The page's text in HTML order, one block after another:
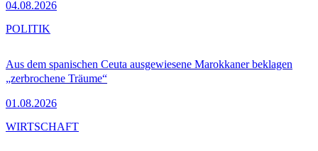
04.08.2026
Aus dem spanischen Ceuta ausgewiesene Marokkaner beklagen
„zerbrochene Träume“
01.08.2026
POLITIK
WIRTSCHAFT